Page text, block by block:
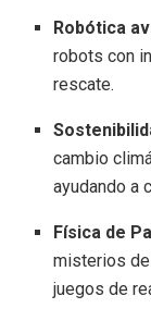
Robótica
robots con
rescate.
cambio
ayudando a
Física de
misterios
juegos de